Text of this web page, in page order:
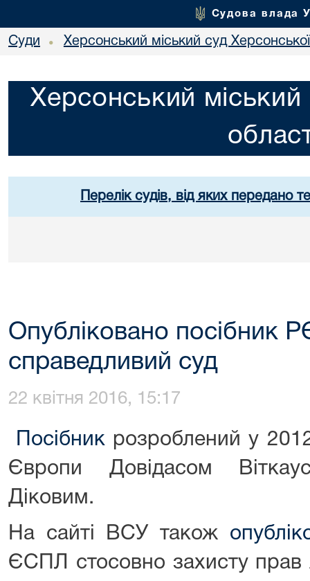
Судова влада
Суди • Херсонський міський суд Херсонської
Херсонський міський
Перелік судів, від яких передано
Опубліковано посібник
справедливий суд
22 квітня 2016, 15:17
Посібник розроблений у
Європи Довідасом
Діковим.
На сайті ВСУ також
ЄСПЛ стосовно захисту